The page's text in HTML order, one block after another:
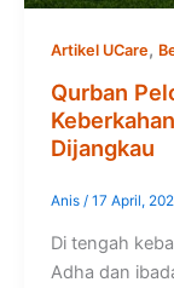
Artikel UCare,
Qurban
Dijangkau
Anis / 17 April,
Di tengah
Adha dan